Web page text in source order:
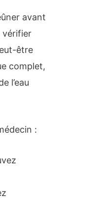
avant
vérifier
être
complet,
l’eau
: